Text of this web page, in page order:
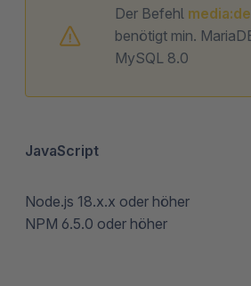
Der Befehl
benötigt min.
MySQL 8.0
JavaScript
Node.js 18.x.x oder höher
NPM 6.5.0 oder höher